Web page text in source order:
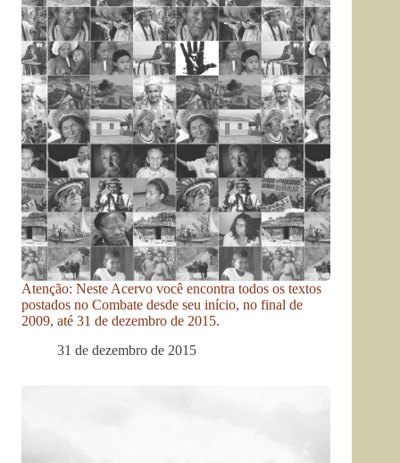
Atenção: Neste Acervo você encontra todos os textos
postados no Combate desde seu início, no final de
2009, até 31 de dezembro de 2015.
31 de dezembro de 2015